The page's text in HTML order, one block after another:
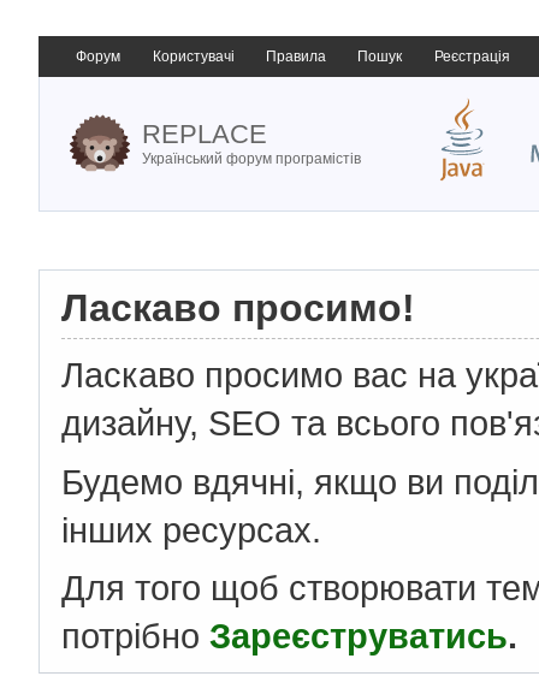
Форум Користувачі Правила Пошук Реєстрація
REPLACE
Український форум програмістів
Ласкаво просимо!
Ласкаво просимо вас на
дизайну, SEO та всього
Будемо вдячні, якщо ви
інших ресурсах.
Для того щоб створювати
потрібно Зареєструватись.